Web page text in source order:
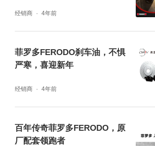
地完善产品提升性能，力求将产
验。
关于德雷威
务。旗下包括菲罗多，蒙诺，冠
经销商 4年前
菲罗多FERODO刹车油，不惧
严寒，喜迎新年
经销商 4年前
百年传奇菲罗多FERODO，原
厂配套领跑者